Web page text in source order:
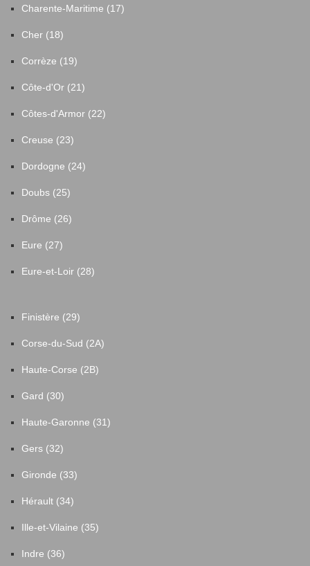
Charente-Maritime (17)
Cher (18)
Corrèze (19)
Côte-d'Or (21)
Côtes-d'Armor (22)
Creuse (23)
Dordogne (24)
Doubs (25)
Drôme (26)
Eure (27)
Eure-et-Loir (28)
Finistère (29)
Corse-du-Sud (2A)
Haute-Corse (2B)
Gard (30)
Haute-Garonne (31)
Gers (32)
Gironde (33)
Hérault (34)
Ille-et-Vilaine (35)
Indre (36)